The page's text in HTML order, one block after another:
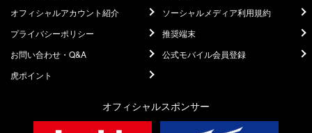
オフィシャルアカウント紹介
ソーシャルメディア利用規約
プライバシーポリシー
推奨端末
お問い合わせ・Q&A
公式モバイル会員登録
虎ポイント
オフィシャルスポンサー